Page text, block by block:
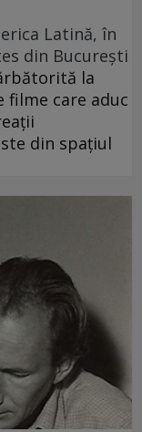
Latină, în
din București
la
filme care aduc
din spațiul